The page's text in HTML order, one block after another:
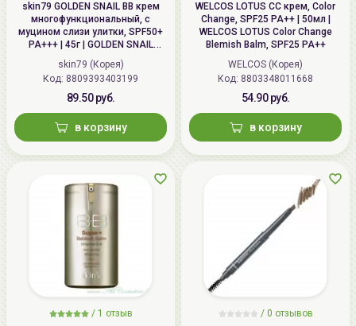
skin79 GOLDEN SNAIL ВВ крем
многофункциональный, с
муцином слизи улитки, SPF50+
PA+++ | 45г | GOLDEN SNAIL
Intensive BB Cream, SPF50+
PA+++
skin79 (Корея)
Код: 8809393403199
89.50 руб.
в корзину
WELCOS LOTUS СС крем, Color
Change, SPF25 PA++ | 50мл |
WELCOS LOTUS Color Change
Blemish Balm, SPF25 PA++
WELCOS (Корея)
Код: 8803348011668
54.90 руб.
в корзину
/ 1 отзыв
/ 0 отзывов